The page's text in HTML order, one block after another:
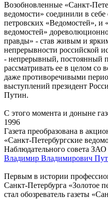
Возобновленные «Санкт-
ведомости» соединили в
петровских «Ведомостей», и
ведомостей»
правды» - став живым и
непрерывности российской
- непрерывный, постоянный
рассматривать ее в целом
даже противоречивыми
выступлений президент
Путин.
С этого момента и доныне
1996
Газета преобразована в
«Санкт-Петербургские
Наблюдательного совета ЗАО
Владимир Владимирович
Первым в истории
Санкт-Петербурга «Золотое
стал обозреватель газеты